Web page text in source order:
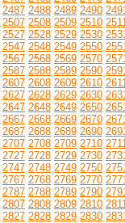
2487 2488 2489 2490
2507 2508 2509 2510
2527 2528 2529 2530
2547 2548 2549 2550
2567 2568 2569 2570
2587 2588 2589 2590
2607 2608 2609 2610
2627 2628 2629 2630
2647 2648 2649 2650
2667 2668 2669 2670
2687 2688 2689 2690
2707 2708 2709 2710
2727 2728 2729 2730
2747 2748 2749 2750
2767 2768 2769 2770
2787 2788 2789 2790
2807 2808 2809 2810
2827 2828 2829 2830